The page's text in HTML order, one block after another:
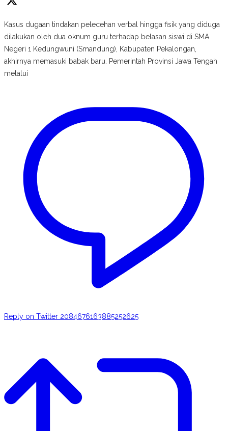
Kasus dugaan tindakan pelecehan verbal hingga fisik yang diduga
dilakukan oleh dua oknum guru terhadap belasan siswi di SMA
Negeri 1 Kedungwuni (Smandung), Kabupaten Pekalongan,
akhirnya memasuki babak baru. Pemerintah Provinsi Jawa Tengah
melalui
Reply on Twitter 2084676163885252625